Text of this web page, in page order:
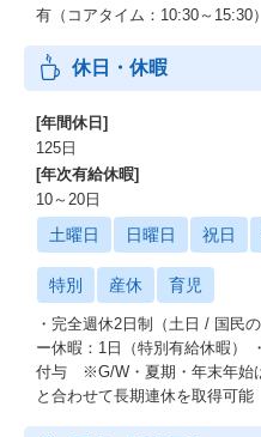
有（コアタイム：10:30～15:30）
休日・休暇
[年間休日]
125日
[年次有給休暇]
10～20日
土曜日 日曜日 祝日
特別 産休 育児
・完全週休2日制（土日 / 国民
ー休暇：1日（特別有給休暇）
付与 ※G/W・夏期・年末年始
と合わせて長期連休を取得可能